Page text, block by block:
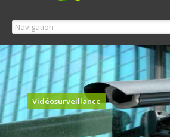
Vidéosurveillance